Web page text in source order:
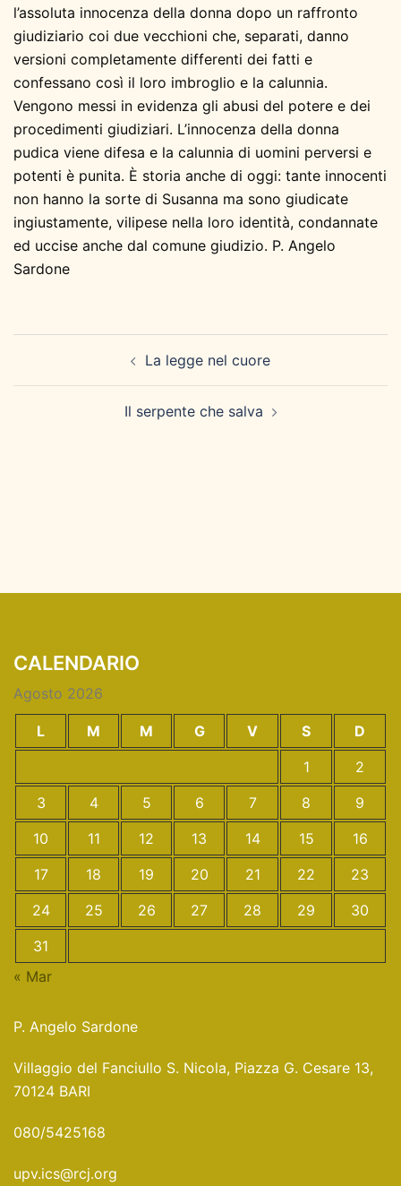
l’assoluta innocenza della donna dopo un raffronto
giudiziario coi due vecchioni che, separati, danno
versioni completamente differenti dei fatti e
confessano così il loro imbroglio e la calunnia.
Vengono messi in evidenza gli abusi del potere e dei
procedimenti giudiziari. L’innocenza della donna
pudica viene difesa e la calunnia di uomini perversi e
potenti è punita. È storia anche di oggi: tante innocenti
non hanno la sorte di Susanna ma sono giudicate
ingiustamente, vilipese nella loro identità, condannate
ed uccise anche dal comune giudizio. P. Angelo
Sardone
La legge nel cuore
Il serpente che salva
CALENDARIO
Agosto 2026
L M M G V S
D
1
2
3
4 5 6 7 8
9
10
11 12 13 14 15
16
17
18 19 20 21 22
23
24
25 26 27 28 29
30
31
« Mar
P. Angelo Sardone
Villaggio del Fanciullo S. Nicola, Piazza G. Cesare 13,
70124 BARI
080/5425168
upv.ics@rcj.org